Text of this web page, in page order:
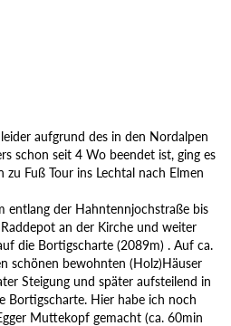
aufgrund des in den Nordalpen
schon seit 4 Wo beendet ist, ging es
Fuß Tour ins Lechtal nach Elmen
entlang der Hahntennjochstraße bis
an der Kirche und weiter
die Bortigscharte (2089m) . Auf ca.
schönen bewohnten (Holz)Häuser
Steigung und später aufsteilend in
Bortigscharte. Hier habe ich noch
Muttekopf gemacht (ca. 60min